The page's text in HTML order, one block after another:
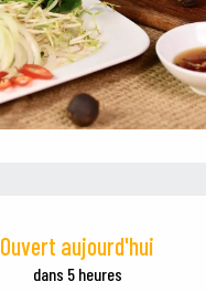
Ouvert aujourd'hui
dans 5 heures